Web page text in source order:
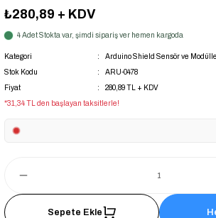
₺280,89 + KDV
4 Adet Stokta var, şimdi sipariş ver hemen kargoda
Kategori
Arduino Shield Sensör ve
Stok Kodu
ARU-0478
Fiyat
280,89 TL + KDV
*31,34 TL den başlayan taksitlerle!
Sepete Ekle